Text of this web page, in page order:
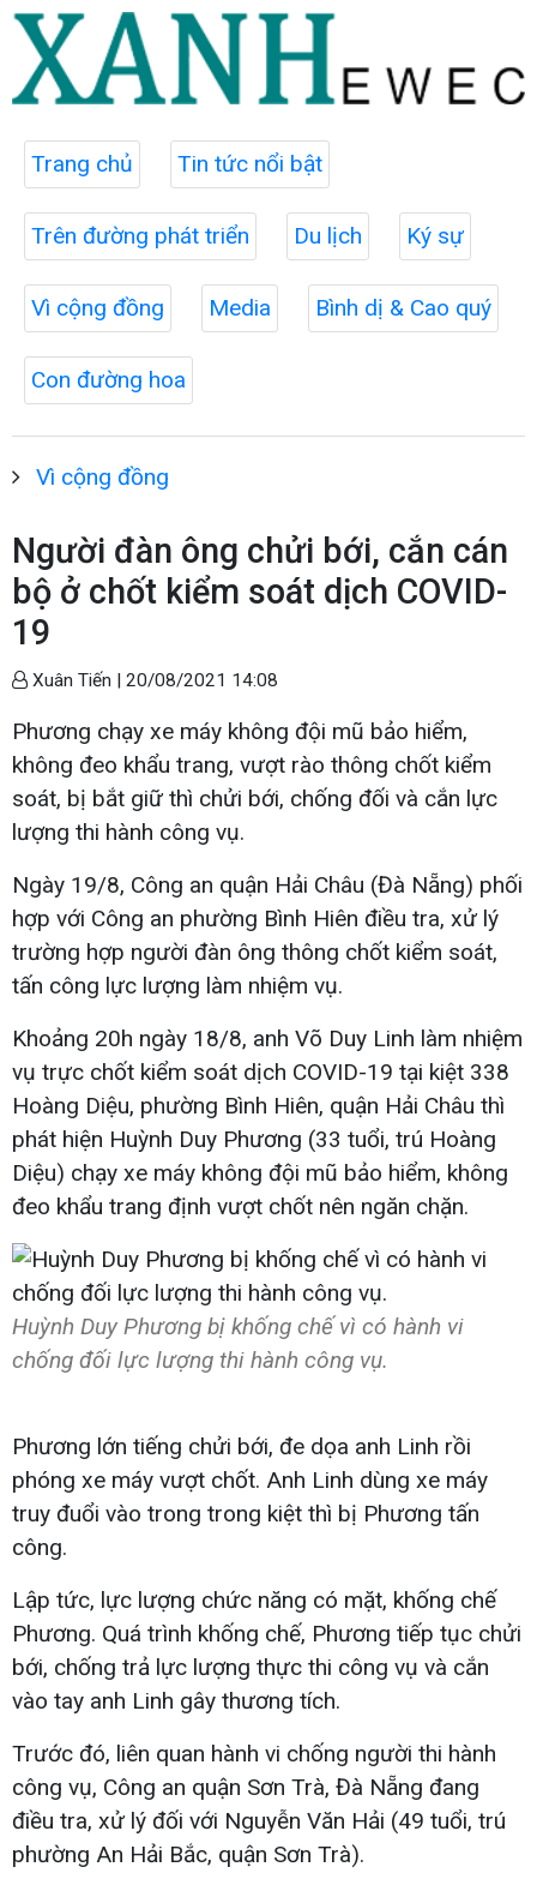
Trang chủ Tin tức nổi bật
Trên đường phát triển Du lịch Ký sự
Vì cộng đồng Media Bình dị & Cao quý
Con đường hoa
Vì cộng đồng
Người đàn ông chửi bới, cắn cán
bộ ở chốt kiểm soát dịch COVID-
19
Xuân Tiến | 20/08/2021 14:08
Phương chạy xe máy không đội mũ bảo hiểm,
không đeo khẩu trang, vượt rào thông chốt kiểm
soát, bị bắt giữ thì chửi bới, chống đối và cắn lực
lượng thi hành công vụ.
Ngày 19/8, Công an quận Hải Châu (Đà Nẵng) phối
hợp với Công an phường Bình Hiên điều tra, xử lý
trường hợp người đàn ông thông chốt kiểm soát,
tấn công lực lượng làm nhiệm vụ.
Khoảng 20h ngày 18/8, anh Võ Duy Linh làm nhiệm
vụ trực chốt kiểm soát dịch COVID-19 tại kiệt 338
Hoàng Diệu, phường Bình Hiên, quận Hải Châu thì
phát hiện Huỳnh Duy Phương (33 tuổi, trú Hoàng
Diệu) chạy xe máy không đội mũ bảo hiểm, không
đeo khẩu trang định vượt chốt nên ngăn chặn.
Huỳnh Duy Phương bị khống chế vì có hành vi
chống đối lực lượng thi hành công vụ.
Phương lớn tiếng chửi bới, đe dọa anh Linh rồi
phóng xe máy vượt chốt. Anh Linh dùng xe máy
truy đuổi vào trong trong kiệt thì bị Phương tấn
công.
Lập tức, lực lượng chức năng có mặt, khống chế
Phương. Quá trình khống chế, Phương tiếp tục chửi
bới, chống trả lực lượng thực thi công vụ và cắn
vào tay anh Linh gây thương tích.
Trước đó, liên quan hành vi chống người thi hành
công vụ, Công an quận Sơn Trà, Đà Nẵng đang
điều tra, xử lý đối với Nguyễn Văn Hải (49 tuổi, trú
phường An Hải Bắc, quận Sơn Trà).